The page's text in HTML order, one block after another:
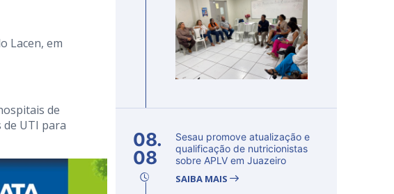
Lacen, em
de
de UTI para
08.
08
Sesau promove atualização e
qualificação de nutricionistas
sobre APLV em Juazeiro
SAIBA MAIS